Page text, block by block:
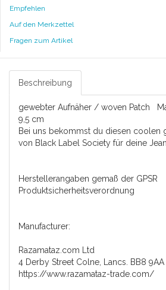
Empfehlen
Auf den Merkzettel
Fragen zum Artikel
Beschreibung
gewebter Aufnäher / woven Patch
9,5 cm
Bei uns bekommst du diesen coolen
von Black Label Society für deine
Herstellerangaben gemaß der GPSR
Produktsicherheitsverordnung
Manufacturer:
Razamataz.com Ltd
4 Derby Street Colne, Lancs. BB8 9AA
https://www.razamataz-trade.com/